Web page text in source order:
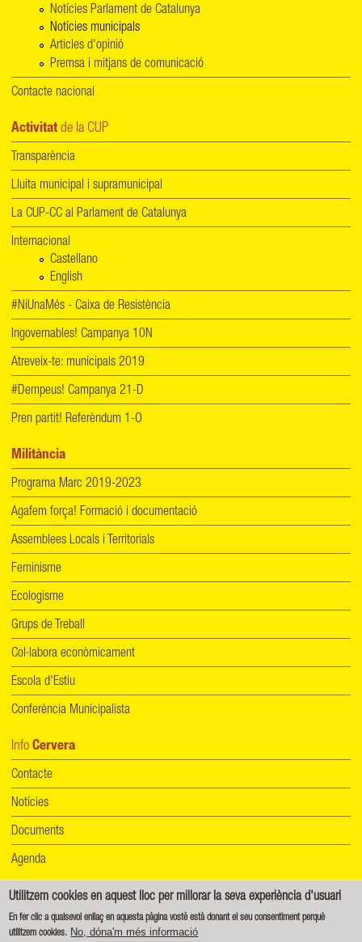
Notícies Parlament de Catalunya
Notícies municipals
Articles d'opinió
Premsa i mitjans de comunicació
Contacte nacional
Activitat de la CUP
Transparència
Lluita municipal i supramunicipal
La CUP-CC al Parlament de Catalunya
Internacional
Castellano
English
#NiUnaMés - Caixa de Resistència
Ingovernables! Campanya 10N
Atreveix-te: municipals 2019
#Dempeus! Campanya 21-D
Pren partit! Referèndum 1-O
Militància
Programa Marc 2019-2023
Agafem força! Formació i documentació
Assemblees Locals i Territorials
Feminisme
Ecologisme
Grups de Treball
Col·labora econòmicament
Escola d'Estiu
Conferència Municipalista
Info Cervera
Contacte
Notícies
Documents
Agenda
Informació de protecció de dades Política de cookies
Utilitzem cookies en aquest lloc per millorar la seva experiència d'usuari
En fer clic a qualsevol enllaç en aquesta pàgina vostè està donant el seu consentiment perquè
utilitzem cookies. No, dóna'm més informació